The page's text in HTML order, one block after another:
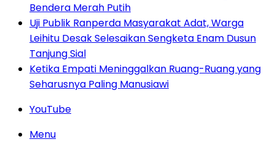
Bendera Merah Putih
Uji Publik Ranperda Masyarakat Adat, Warga
Leihitu Desak Selesaikan Sengketa Enam Dusun
Tanjung Sial
Ketika Empati Meninggalkan Ruang-Ruang yang
Seharusnya Paling Manusiawi
YouTube
Menu